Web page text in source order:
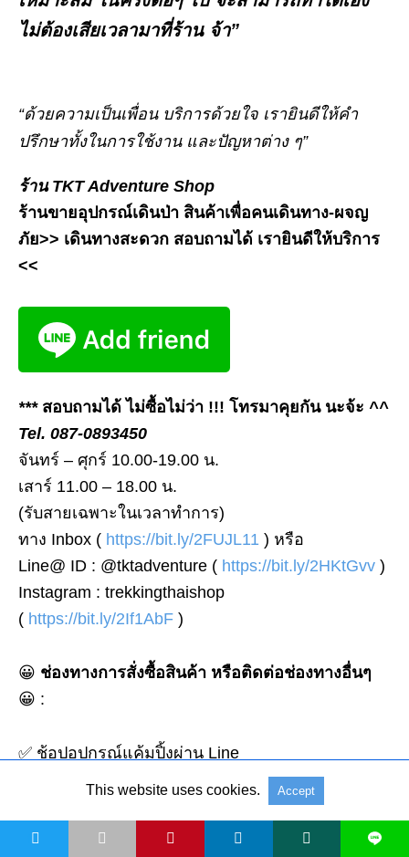
ไม่ต้องเสียเวลามาที่ร้าน จ้า”
“ด้วยความเป็นเพื่อน บริการด้วยใจ เรายินดีให้คำ
ปรึกษาทั้งในการใช้งาน และปัญหาต่าง ๆ”
ร้าน TKT Adventure Shop
ร้านขายอุปกรณ์เดินป่า สินค้าเพื่อคนเดินทาง-ผจญ
ภัย>> เดินทางสะดวก สอบถามได้ เรายินดีให้บริการ
<<
*** สอบถามได้ ไม่ซื้อไม่ว่า !!! โทรมาคุยกัน นะจ้ะ ^^
Tel. 087-0893450
จันทร์ – ศุกร์ 10.00-19.00 น.
เสาร์ 11.00 – 18.00 น.
(รับสายเฉพาะในเวลาทำการ)
ทาง Inbox ( https://bit.ly/2FUJL11 ) หรือ
Line@ ID : @tktadventure ( https://bit.ly/2HKtGvv )
Instagram : trekkingthaishop
( https://bit.ly/2If1AbF )
😀 ช่องทางการสั่งซื้อสินค้า หรือติดต่อช่องทางอื่นๆ
😀 :
✅ ช้อปอุปกรณ์แค้มปิ้งผ่าน Line
https://shop.line.me/@tktadventure
**ช้อปครบ 400 บาท / ออเดอร์ รับเลย 30 พอยท์ ใช้
เป็นส่วนลดช้อปต่อได้แทนเงินสดได้เลย 1 พอยท์ = 1
L
This website uses cookies. Accept